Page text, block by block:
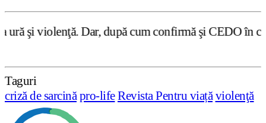
după cum confirmă şi CEDO în cazul Handyside
Taguri
criză de sarcină pro-lifeRevista Pentru viață violenţă